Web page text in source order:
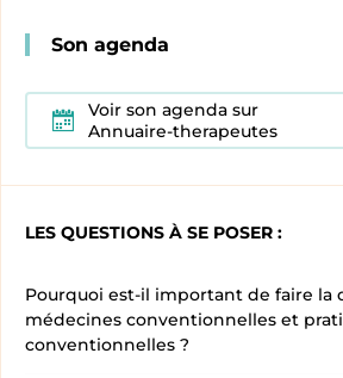
Son agenda
Voir son agenda sur
Annuaire-therapeutes
LES QUESTIONS À SE POSER :
Pourquoi est-il important de faire la
médecines conventionnelles et
conventionnelles ?